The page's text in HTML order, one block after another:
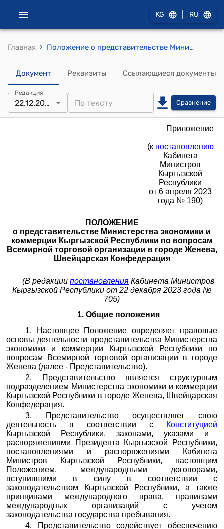
KG RU
Главная › Положение о представительстве Министерства экономики и коммерции Кыргызской Республики по вопросам Всемирной торговой организации в городе Женева, Швейцарская Конфедерация (к постановлению Кабинета Министров КР от 6 апреля 2023 года № 190)
Документ Реквизиты Ссылающиеся документы
Редакция
22.12.2023 Сравнение